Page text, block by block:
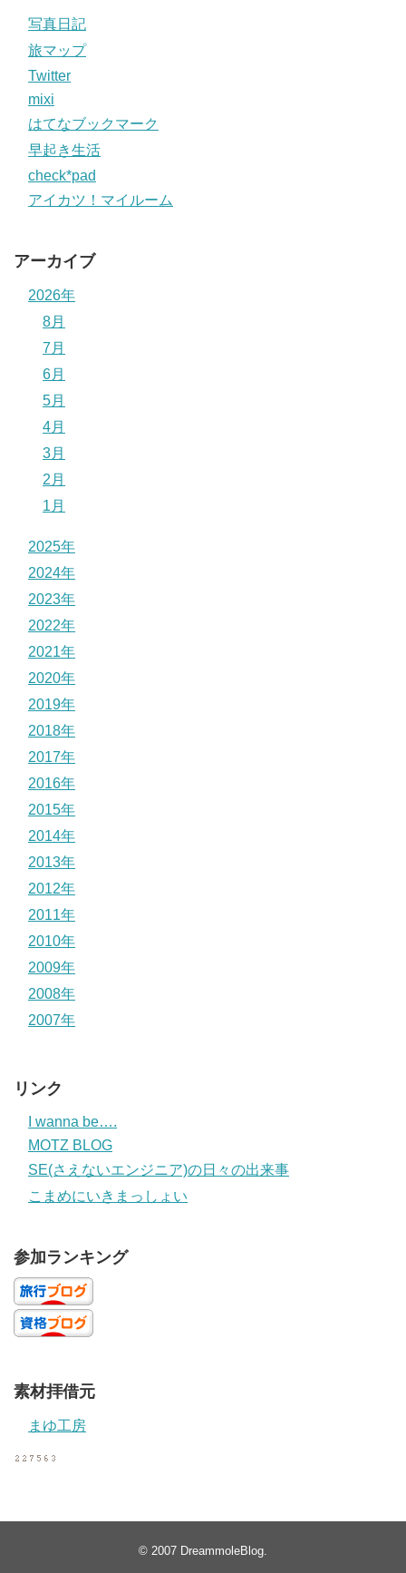
写真日記
旅マップ
Twitter
mixi
はてなブックマーク
早起き生活
check*pad
アイカツ！マイルーム
アーカイブ
2026年
8月
7月
6月
5月
4月
3月
2月
1月
2025年
2024年
2023年
2022年
2021年
2020年
2019年
2018年
2017年
2016年
2015年
2014年
2013年
2012年
2011年
2010年
2009年
2008年
2007年
リンク
I wanna be….
MOTZ BLOG
SE(さえないエンジニア)の日々の出来事
こまめにいきまっしょい
参加ランキング
素材拝借元
まゆ工房
© 2007 DreammoleBlog